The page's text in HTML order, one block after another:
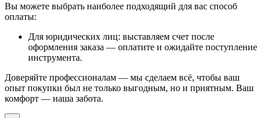
Вы можете выбрать наиболее подходящий для вас способ
оплаты:
Для юридических лиц: выставляем счет после
оформления заказа — оплатите и ожидайте поступление
инструмента.
Доверяйте профессионалам — мы сделаем всё, чтобы ваш
опыт покупки был не только выгодным, но и приятным. Ваш
комфорт — наша забота.